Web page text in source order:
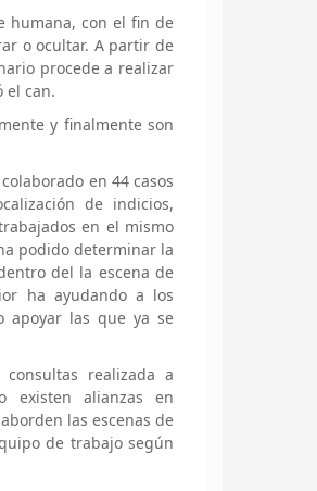
humana, con el fin de
o ocultar. A partir de
procede a realizar
el can.
y finalmente son
en 44 casos
de indicios,
en el mismo
podido determinar la
del la escena de
ha ayudando a los
apoyar las que ya se
realizada a
existen alianzas en
las escenas de
de trabajo según